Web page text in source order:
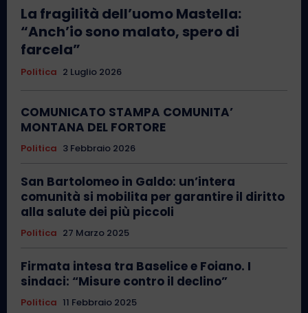
La fragilità dell’uomo Mastella:
“Anch’io sono malato, spero di
farcela”
Politica 2 Luglio 2026
COMUNICATO STAMPA COMUNITA’
MONTANA DEL FORTORE
Politica 3 Febbraio 2026
San Bartolomeo in Galdo: un’intera
comunità si mobilita per garantire il diritto
alla salute dei più piccoli
Politica 27 Marzo 2025
Firmata intesa tra Baselice e Foiano. I
sindaci: “Misure contro il declino”
Politica 11 Febbraio 2025